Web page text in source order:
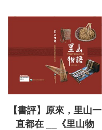
【書評】原來，里山一
直都在 __《里山物